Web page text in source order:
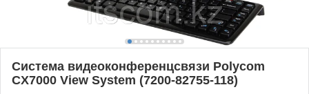
Система видеоконференцсвязи Polycom
CX7000 View System (7200-82755-118)